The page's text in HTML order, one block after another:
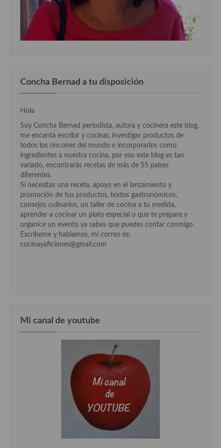
Concha Bernad a tu disposición
Hola
Soy Concha Bernad periodista, autora y cocinera este blog,
me encanta escribir y cocinar, investigar productos de
todos los rincones del mundo e incorporarlos como
ingredientes a nuestra cocina, por eso este blog es tan
variado, encontrarás recetas de más de 55 países
diferentes.
Si necesitas una receta, apoyo en el lanzamiento y
promoción de tus productos, textos gastronómicos,
consejos culinarios, un taller de cocina a tu medida,
aprender a cocinar un plato especial o que te prepare y
organice un evento ya sabes que puedes contar conmigo.
Escríbeme y hablamos, mi correo es:
cocinayaficiones@gmail.com
Mi canal de youtube